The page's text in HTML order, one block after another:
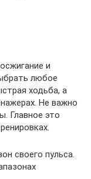
и
любое
ходьба, а
Не важно
Главное это
своего пульса.